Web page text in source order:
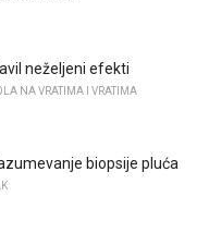
neželjeni efekti
NA VRATIMA I VRATIMA
biopsije pluća